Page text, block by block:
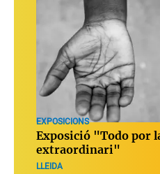
EXPOSICIONS
Exposició "Todo por
extraordinari"
LLEIDA